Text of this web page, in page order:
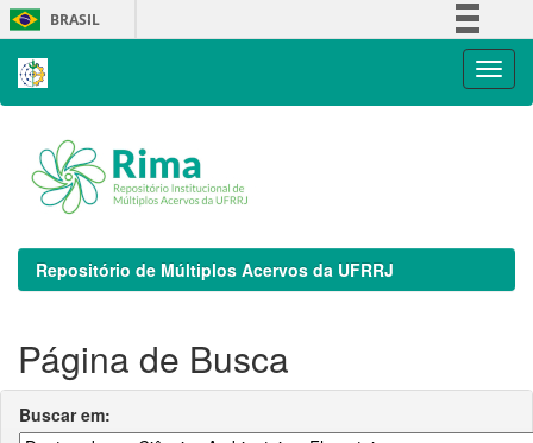
Skip
navigation
BRASIL
Repositório de Múltiplos Acervos da UFRRJ
Página de Busca
Buscar em: